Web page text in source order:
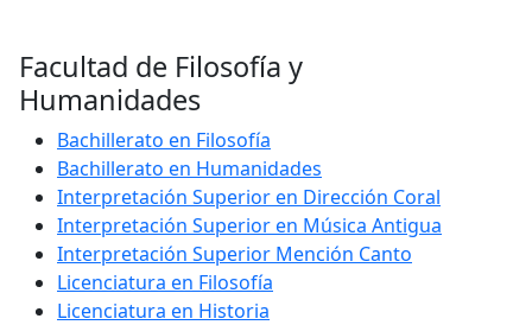
Facultad de Filosofía y
Humanidades
Bachillerato en Filosofía
Bachillerato en Humanidades
Interpretación Superior en Dirección Coral
Interpretación Superior en Música Antigua
Interpretación Superior Mención Canto
Licenciatura en Filosofía
Licenciatura en Historia